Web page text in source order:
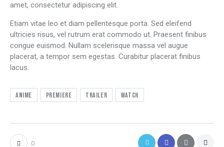
amet, consectetur adipiscing elit.
Etiam vitae leo et diam pellentesque porta. Sed eleifend
ultricies risus, vel rutrum erat commodo ut. Praesent finibus
congue euismod. Nullam scelerisque massa vel augue
placerat, a tempor sem egestas. Curabitur placerat finibus
lacus.
Anime Premiere Trailer Watch
0